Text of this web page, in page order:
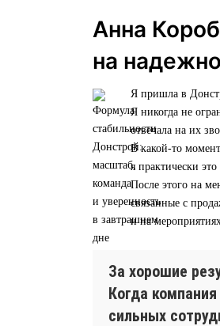
Анна
на
Я пришла в
Я никогда не
отвечала на их
В какой-то
я практически
После этого на
связанные с
и на
За хорошие
Когда
сильных